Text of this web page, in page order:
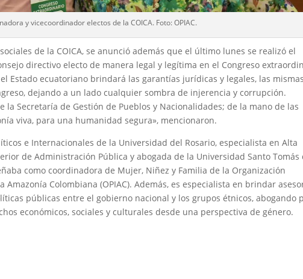
y vicecoordinador electos de la COICA. Foto: OPIAC.
de la COICA, se anunció además que el último lunes se realizó el
directivo electo de manera legal y legítima en el Congreso
Estado ecuatoriano brindará las garantías jurídicas y legales, las
dejando a un lado cualquier sombra de injerencia y corrupción.
la Secretaría de Gestión de Pueblos y Nacionalidades; de la mano de las
viva, para una humanidad segura», mencionaron.
e Internacionales de la Universidad del Rosario, especialista en Alta
de Administración Pública y abogada de la Universidad Santo Tomás
como coordinadora de Mujer, Niñez y Familia de la Organización
Amazonía Colombiana (OPIAC). Además, es especialista en brindar
públicas entre el gobierno nacional y los grupos étnicos, abogando
económicos, sociales y culturales desde una perspectiva de género.